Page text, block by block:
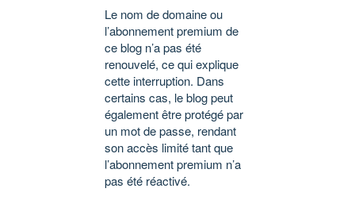
Le nom de domaine ou
l’abonnement premium de
ce blog n’a pas été
renouvelé, ce qui explique
cette interruption. Dans
certains cas, le blog peut
également être protégé par
un mot de passe, rendant
son accès limité tant que
l’abonnement premium n’a
pas été réactivé.